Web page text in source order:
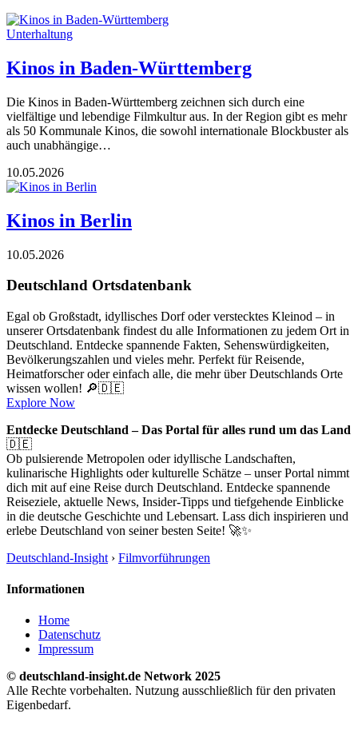
Unterhaltung
Kinos in Baden-Württemberg
Die Kinos in Baden-Württemberg zeichnen sich durch eine
vielfältige und lebendige Filmkultur aus. In der Region gibt es mehr
als 50 Kommunale Kinos, die sowohl internationale Blockbuster als
auch unabhängige…
10.05.2026
Kinos in Berlin
10.05.2026
Deutschland Ortsdatenbank
Egal ob Großstadt, idyllisches Dorf oder verstecktes Kleinod – in
unserer Ortsdatenbank findest du alle Informationen zu jedem Ort in
Deutschland. Entdecke spannende Fakten, Sehenswürdigkeiten,
Bevölkerungszahlen und vieles mehr. Perfekt für Reisende,
Heimatforscher oder einfach alle, die mehr über Deutschlands Orte
wissen wollen! 🔎🇩🇪
Explore Now
Entdecke Deutschland – Das Portal für alles rund um das Land
🇩🇪
Ob pulsierende Metropolen oder idyllische Landschaften,
kulinarische Highlights oder kulturelle Schätze – unser Portal nimmt
dich mit auf eine Reise durch Deutschland. Entdecke spannende
Reiseziele, aktuelle News, Insider-Tipps und tiefgehende Einblicke
in die deutsche Geschichte und Lebensart. Lass dich inspirieren und
erlebe Deutschland von seiner besten Seite! 🚀✨
Deutschland-Insight › Filmvorführungen
Informationen
Home
Datenschutz
Impressum
© deutschland-insight.de Network 2025
Alle Rechte vorbehalten. Nutzung ausschließlich für den privaten
Eigenbedarf.